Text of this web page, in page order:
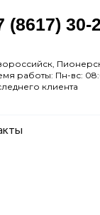
(8617) 30-
работы: Пн-вс:
клиента